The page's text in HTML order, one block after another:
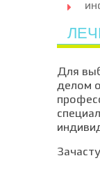
Для
делом